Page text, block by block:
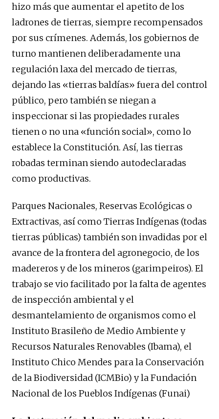
hizo más que aumentar el apetito de los
ladrones de tierras, siempre recompensados
por sus crímenes. Además, los gobiernos de
turno mantienen deliberadamente una
regulación laxa del mercado de tierras,
dejando las «tierras baldías» fuera del control
público, pero también se niegan a
inspeccionar si las propiedades rurales
tienen o no una «función social», como lo
establece la Constitución. Así, las tierras
robadas terminan siendo autodeclaradas
como productivas.
Parques Nacionales, Reservas Ecológicas o
Extractivas, así como Tierras Indígenas (todas
tierras públicas) también son invadidas por el
avance de la frontera del agronegocio, de los
madereros y de los mineros (garimpeiros). El
trabajo se vio facilitado por la falta de agentes
de inspección ambiental y el
desmantelamiento de organismos como el
Instituto Brasileño de Medio Ambiente y
Recursos Naturales Renovables (Ibama), el
Instituto Chico Mendes para la Conservación
de la Biodiversidad (ICMBio) y la Fundación
Nacional de los Pueblos Indígenas (Funai)